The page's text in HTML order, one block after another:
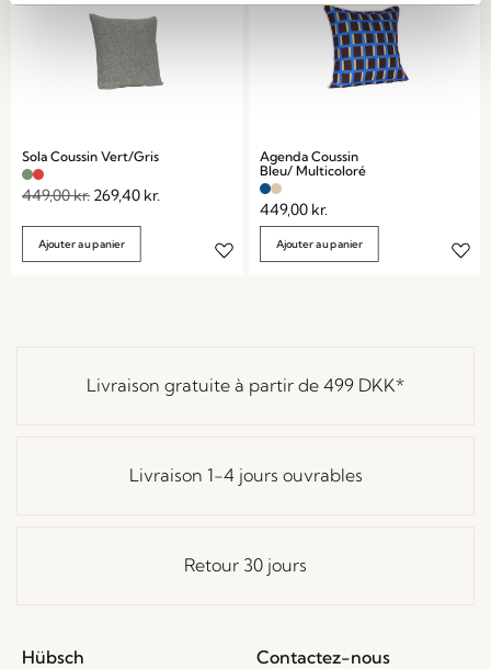
Sola Coussin Vert/Gris
449,00kr. 269,40 kr.
Ajouter au panier
Agenda Coussin
Bleu/ Multicoloré
449,00 kr.
Ajouter au panier
Livraison gratuite à partir de 499 DKK*
Livraison 1-4 jours ouvrables
Retour 30 jours
Hübsch
Contactez-nous